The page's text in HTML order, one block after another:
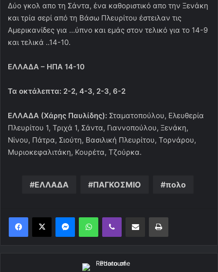
Δύο γκολ απο τη Σάντα, ένα καθοριστικό απο την Ξενάκη
και τρία σερί από τη Βάσω Πλευρίτου έστειλαν τις
Αμερικανίδες για …ύπνο και εμάς στον τελικό για το 14-9
και τελικά ..14-10.
ΕΛΛΑΔΑ – ΗΠΑ 14-10
Τα οκτάλεπτα: 2-2, 4-3, 2-3, 6-2
ΕΛΛΑΔΑ (Χάρης Παυλίδης): Σταματοπούλου, Ελευθερία
Πλευρίτου 1, Τριχά 1, Σάντα, Γιαννοπούλου, Ξενάκη,
Νίνου, Πάτρα, Σιούτη, Βασιλική Πλευρίτου, Τορνάρου,
Μυριοκεφαλιτάκη, Κουρέτα, Τζούρκα.
ΕΛΛΑΔΑ ΠΑΓΚΟΣΜΙΟ πολο
MessengerWhatsAppViber Κοινοποίηση μέσω ηλεκτρονικού ταχυδρομείουΕκτύπωση